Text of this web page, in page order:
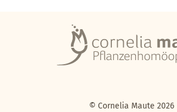
© Cornelia Maute 2026